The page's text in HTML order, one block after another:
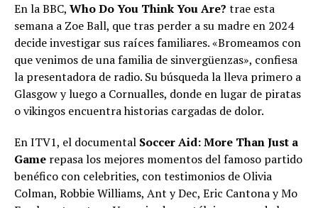
En la BBC, Who Do You Think You Are? trae esta
semana a Zoe Ball, que tras perder a su madre en 2024
decide investigar sus raíces familiares. «Bromeamos con
que venimos de una familia de sinvergüenzas», confiesa
la presentadora de radio. Su búsqueda la lleva primero a
Glasgow y luego a Cornualles, donde en lugar de piratas
o vikingos encuentra historias cargadas de dolor.
En ITV1, el documental Soccer Aid: More Than Just a
Game repasa los mejores momentos del famoso partido
benéfico con celebrities, con testimonios de Olivia
Colman, Robbie Williams, Ant y Dec, Eric Cantona y Mo